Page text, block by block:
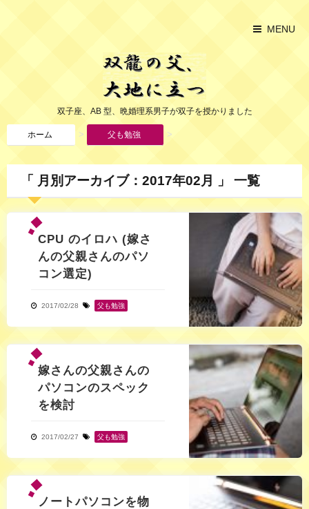
MENU
双子座、AB 型、晩婚理系男子が双子を授かりました
ホーム > 父も勉強 >
「 月別アーカイブ：2017年02月 」 一覧
CPU のイロハ (嫁さ
んの父親さんのパソ
コン選定)
2017/02/28 父も勉強
嫁さんの父親さんの
パソコンのスペック
を検討
2017/02/27 父も勉強
ノートパソコンを物